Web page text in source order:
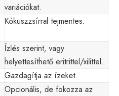
variációkat.
Kókuszzsírral tejmentes.
Ízlés szerint, vagy
helyettesíthető eritrittel/xilittel.
Gazdagítja az ízeket.
Opcionális, de fokozza az